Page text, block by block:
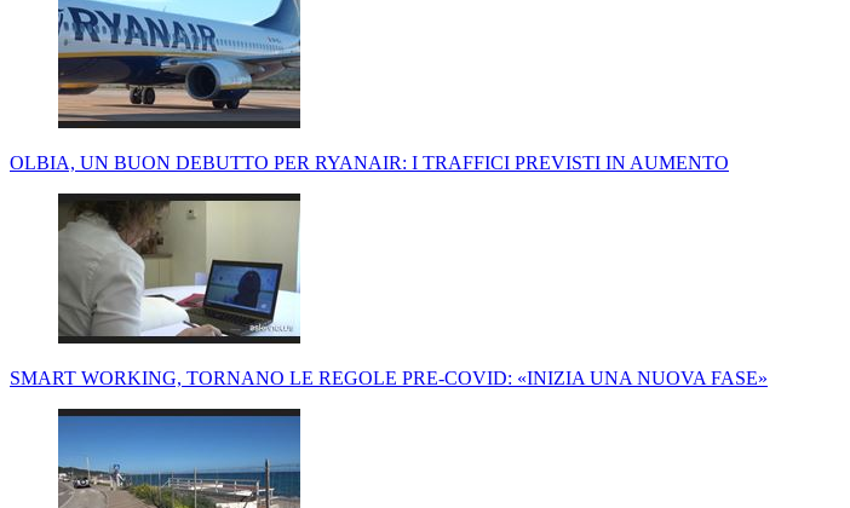
OLBIA, UN BUON DEBUTTO PER RYANAIR: I TRAFFICI PREVISTI IN AUMENTO
SMART WORKING, TORNANO LE REGOLE PRE-COVID: «INIZIA UNA NUOVA FASE»